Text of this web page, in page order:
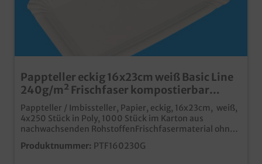
Pappteller eckig 16x23cm weiß Basic Line
240g/m² Frischfaser kompostierbar
1000St
Pappteller / Imbissteller, Papier, eckig, 16x23cm, weiß,
4x250 Stück in Poly, 1000 Stück im Karton aus
nachwachsenden RohstoffenFrischfasermaterial ohne
Kunststoff und Recyclinganteil 100%
lebensmitteltauglich fett- und feuchtigkeitsresistent,
Produktnummer: PTF160230G